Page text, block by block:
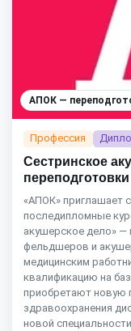
АПОК —
Профессия
Сестринское
переподготовки
«АПОК» приглашает
последипломные
акушерское дело» —
фельдшеров и
медицинским
квалификацию на
приобретают новую
здравоохранения
новой